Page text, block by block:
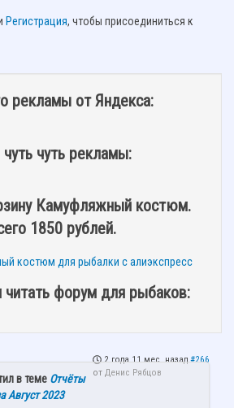
Регистрация, чтобы присоединиться к
рекламы от Яндекса:
чуть рекламы:
Камуфляжный костюм.
1850 рублей.
форум для рыбаков:
2 года 11 мес. назад #266
от Денис Рябцов
в теме Отчёты
Август 2023